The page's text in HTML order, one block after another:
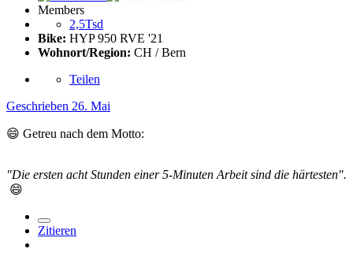
Members
2,5Tsd
Bike: HYP 950 RVE '21
Wohnort/Region: CH / Bern
Teilen
Geschrieben 26. Mai
😄 Getreu nach dem Motto:
"Die ersten acht Stunden einer 5-Minuten Arbeit sind die härtesten".
😄
Zitieren